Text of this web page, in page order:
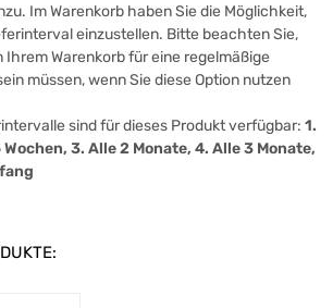
Im Warenkorb haben Sie die Möglichkeit,
einzustellen. Bitte beachten Sie,
Ihrem Warenkorb für eine regelmäßige
müssen, wenn Sie diese Option nutzen
sind für dieses Produkt verfügbar: 1.
3. Alle 2 Monate, 4. Alle 3 Monate,